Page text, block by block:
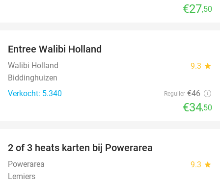
€27,50
Entree Walibi Holland
Walibi Holland 9.3 star
Biddinghuizen
Verkocht: 5.340
Regulier €46
€34,50
2 of 3 heats karten bij Powerarea
Powerarea 9.3 star
Lemiers